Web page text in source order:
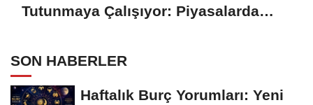
Tutunmaya Çalışıyor: Piyasalarda
SON HABERLER
Haftalık Burç Yorumları: Yeni